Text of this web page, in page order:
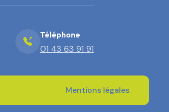
Téléphone
01 43 63 91 91
Mentions légales